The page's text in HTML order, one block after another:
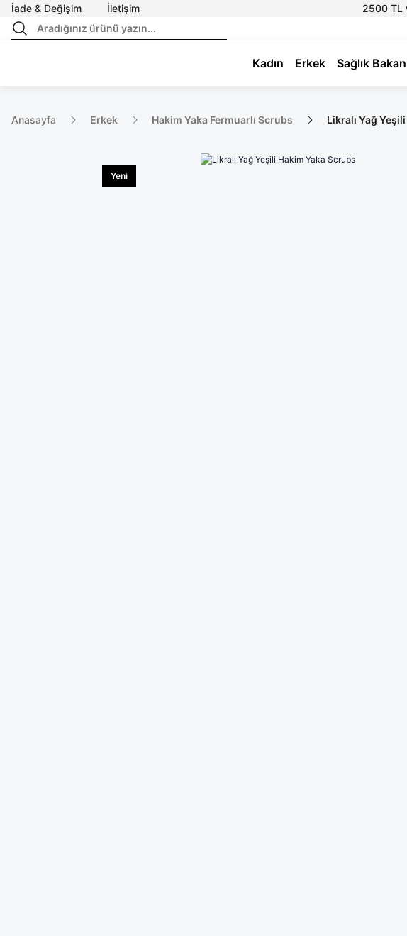
İade & Değişim İletişim 2500 TL
Kadın Erkek Sağlık
Anasayfa Erkek Hakim Yaka Fermuarlı Scrubs Likralı Yağ
Yeni